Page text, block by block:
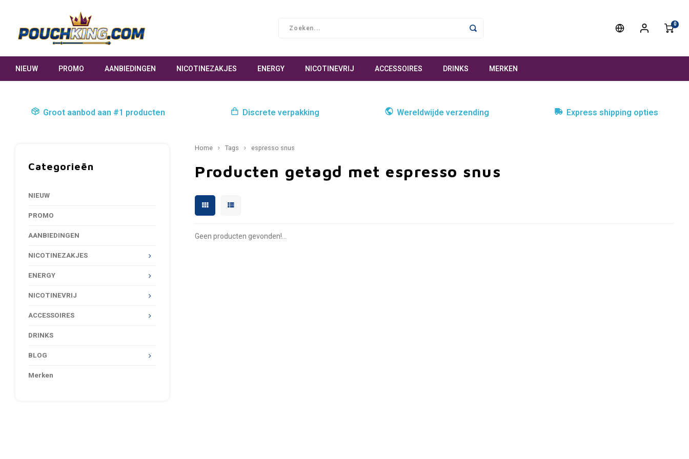
0
NIEUW PROMO AANBIEDINGEN NICOTINEZAKJES ENERGY NICOTINEVRIJ ACCESSOIRES DRINKS MERKEN
Groot aanbod aan #1 producten Discrete verpakking Wereldwijde verzending Express shipping opties
Categorieën
NIEUW
PROMO
AANBIEDINGEN
NICOTINEZAKJES
ENERGY
NICOTINEVRIJ
ACCESSOIRES
DRINKS
BLOG
Merken
Home Tags espresso snus
Producten getagd met espresso snus
Geen producten gevonden!...